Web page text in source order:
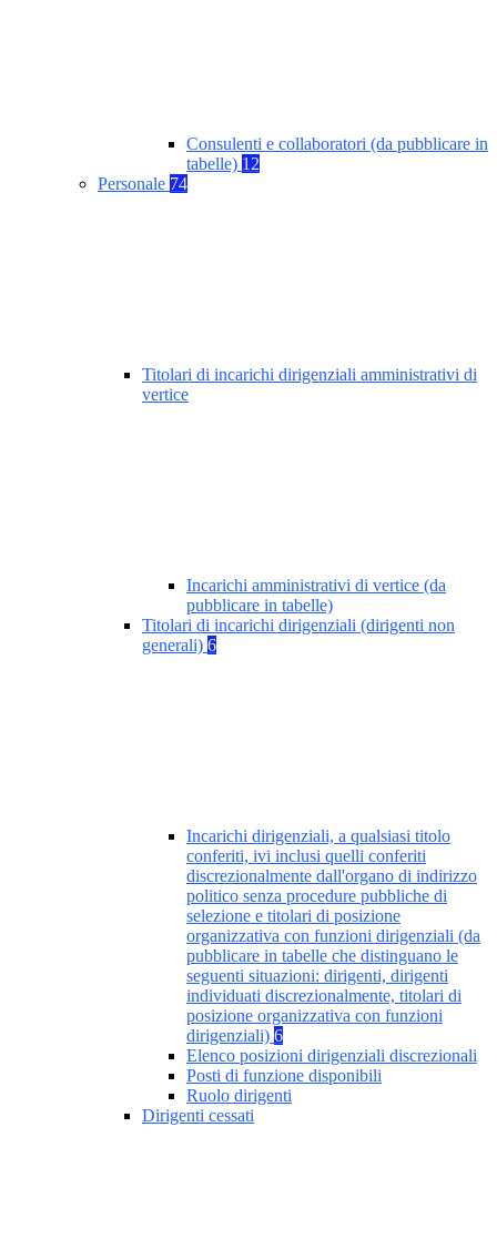
Consulenti e collaboratori (da pubblicare in
tabelle) 12
Personale 74
Titolari di incarichi dirigenziali amministrativi di
vertice
Incarichi amministrativi di vertice (da
pubblicare in tabelle)
Titolari di incarichi dirigenziali (dirigenti non
generali) 6
Incarichi dirigenziali, a qualsiasi titolo
conferiti, ivi inclusi quelli conferiti
discrezionalmente dall'organo di indirizzo
politico senza procedure pubbliche di
selezione e titolari di posizione
organizzativa con funzioni dirigenziali (da
pubblicare in tabelle che distinguano le
seguenti situazioni: dirigenti, dirigenti
individuati discrezionalmente, titolari di
posizione organizzativa con funzioni
dirigenziali) 6
Elenco posizioni dirigenziali discrezionali
Posti di funzione disponibili
Ruolo dirigenti
Dirigenti cessati